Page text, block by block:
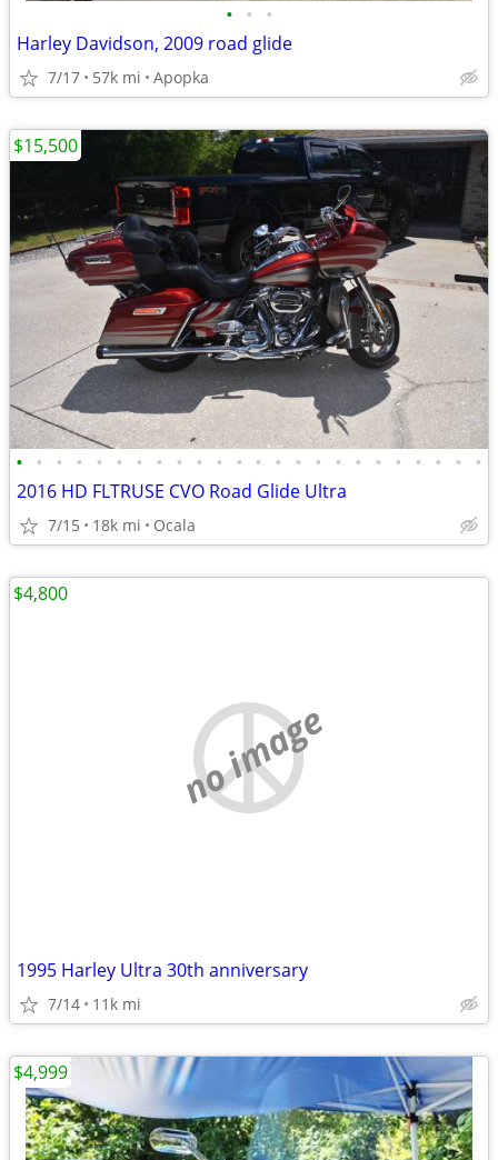
• • •
Harley Davidson, 2009 road glide
7/17 57k mi Apopka
• • • • • • • • • • • • • • • • • • • • • • • •
2016 HD FLTRUSE CVO Road Glide Ultra
7/15 18k mi Ocala
$15,500
no image
1995 Harley Ultra 30th anniversary
7/14 11k mi
$4,800
$4,999